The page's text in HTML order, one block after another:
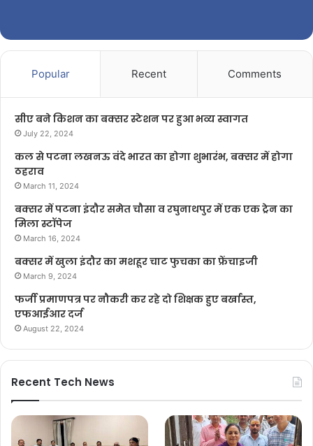
Popular Recent Comments
सीए बने किशन का बक्सर स्टेशन पर हुआ भव्य स्वागत
July 22, 2024
कल से पटना लखनऊ वंदे भारत का होगा शुभारंभ, बक्सर में होगा
ठहराव
March 11, 2024
बक्सर में पटना इंदौर समेत चौसा व रघुनाथपुर में एक एक ट्रेन का
मिला स्टॉपेज
March 16, 2024
बक्सर में खुला इंदौर का मशहूर चाट फुचका का फ्रेंचाइजी
March 9, 2024
फर्जी प्रमाणपत्र पर नौकरी कर रहे दो शिक्षक हुए बर्खास्त,
एफआईआर दर्ज
August 22, 2024
Recent Tech News